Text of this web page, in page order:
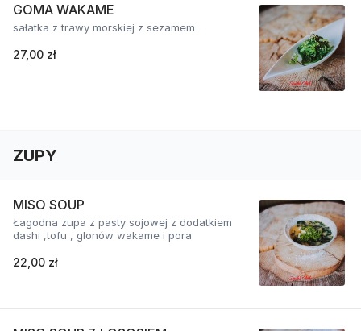
GOMA WAKAME
sałatka z trawy morskiej z sezamem
27,00 zł
ZUPY
MISO SOUP
Łagodna zupa z pasty sojowej z dodatkiem
dashi ,tofu , glonów wakame i pora
22,00 zł